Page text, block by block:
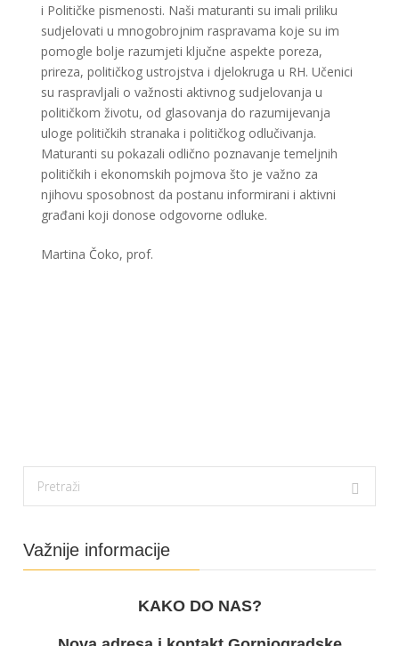
i Političke pismenosti. Naši maturanti su imali priliku
sudjelovati u mnogobrojnim raspravama koje su im
pomogle bolje razumjeti ključne aspekte poreza,
prireza, političkog ustrojstva i djelokruga u RH. Učenici
su raspravljali o važnosti aktivnog sudjelovanja u
političkom životu, od glasovanja do razumijevanja
uloge političkih stranaka i političkog odlučivanja.
Maturanti su pokazali odlično poznavanje temeljnih
političkih i ekonomskih pojmova što je važno za
njihovu sposobnost da postanu informirani i aktivni
građani koji donose odgovorne odluke.
Martina Čoko, prof.
Važnije informacije
KAKO DO NAS?